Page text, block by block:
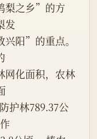
梨之乡”的方
发
阳”的重点。
网化面积，农林
护林789.37公